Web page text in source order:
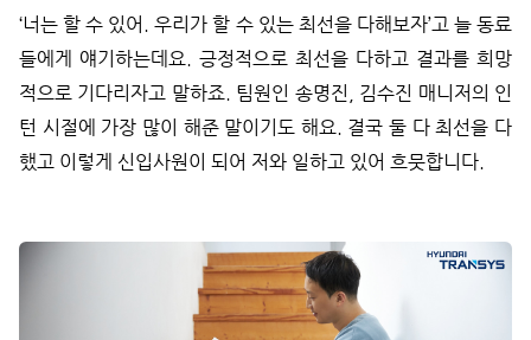
‘너는 할 수 있어. 우리가 할 수 있는 최선을 다해보자’고 늘 동료
들에게 얘기하는데요. 긍정적으로 최선을 다하고 결과를 희망
적으로 기다리자고 말하죠. 팀원인 송명진, 김수진 매니저의 인
턴 시절에 가장 많이 해준 말이기도 해요. 결국 둘 다 최선을 다
했고 이렇게 신입사원이 되어 저와 일하고 있어 흐뭇합니다.